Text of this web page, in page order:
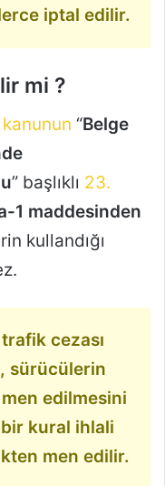
iptal edilir.
mi ?
“Belge
” başlıklı 23.
1 maddesinden
kullandığı
cezası
sürücülerin
edilmesini
kural ihlali
men edilir.